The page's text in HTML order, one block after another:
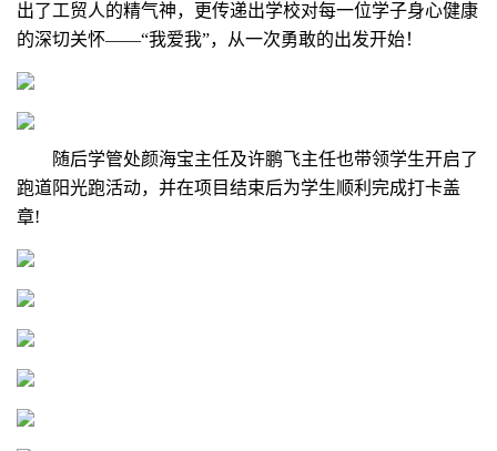
出了工贸人的精气神，更传递出学校对每一位学子身心健康
的深切关怀——“我爱我”，从一次勇敢的出发开始！
随后学管处颜海宝主任及许鹏飞主任也带领学生开启了
跑道阳光跑活动，并在项目结束后为学生顺利完成打卡盖
章!